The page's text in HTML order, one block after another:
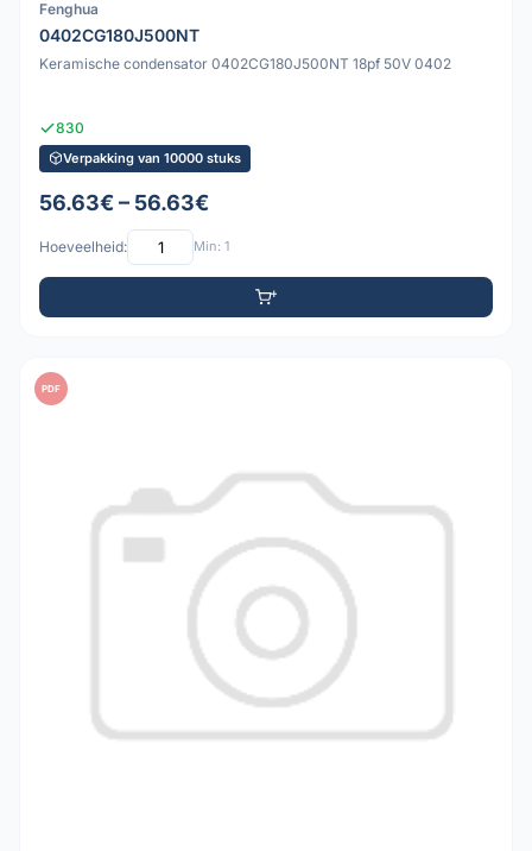
Fenghua
0402CG180J500NT
Keramische condensator 0402CG180J500NT 18pf 50V 0402
830
Verpakking van 10000 stuks
56.63€ – 56.63€
Hoeveelheid: Min: 1
PDF